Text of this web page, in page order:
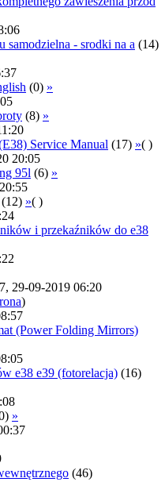
samodzielna - srodki na a (14)
(0) »
(8) »
Service Manual (17) »( )
20:05
95l (6) »
(12) »( )
i przekaźników do e38
29-09-2019 06:20
)
(Power Folding Mirrors)
e38 e39 (fotorelacja) (16)
»
(46)